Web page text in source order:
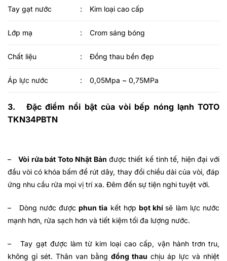
Tay gạt nước : Kim loại cao cấp
Lớp mạ : Crom sáng bóng
Chất liệu : Đồng thau bền đẹp
Áp lực nước : 0,05Mpa ~ 0,75MPa
3. Đặc điểm nổi bật của vòi bếp nóng lạnh TOTO
TKN34PBTN
– Vòi rửa bát Toto Nhật Bản được thiết kế tinh tế, hiện đại với
đầu vòi có khóa bấm để rút dây, thay đổi chiều dài của vòi, đáp
ứng nhu cầu rửa mọi vị trí xa. Đêm đến sự tiện nghi tuyệt vời.
– Dòng nước đượcphun tia kết hợpbọt khí sẽ làm lực nước
mạnh hơn, rửa sạch hơn và tiết kiệm tối đa lượng nước.
– Tay gạt được làm từ kim loại cao cấp, vận hành trơn tru,
không gỉ sét. Thân van bằng đồng thau chịu áp lực và nhiệt